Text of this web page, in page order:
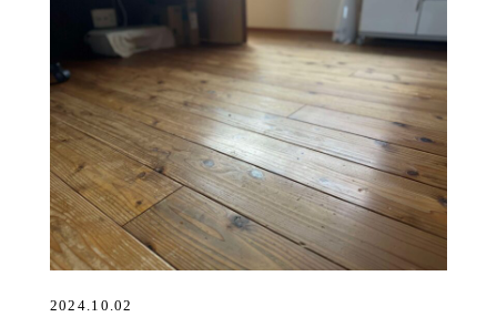
2024.10.02